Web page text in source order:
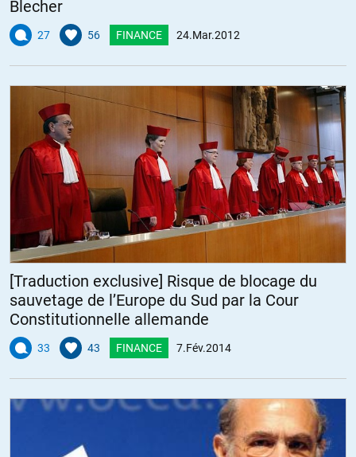
Blecher
27 56 FINANCE 24.Mar.2012
[Traduction exclusive] Risque de blocage du
sauvetage de l’Europe du Sud par la Cour
Constitutionnelle allemande
33 43 FINANCE 7.Fév.2014